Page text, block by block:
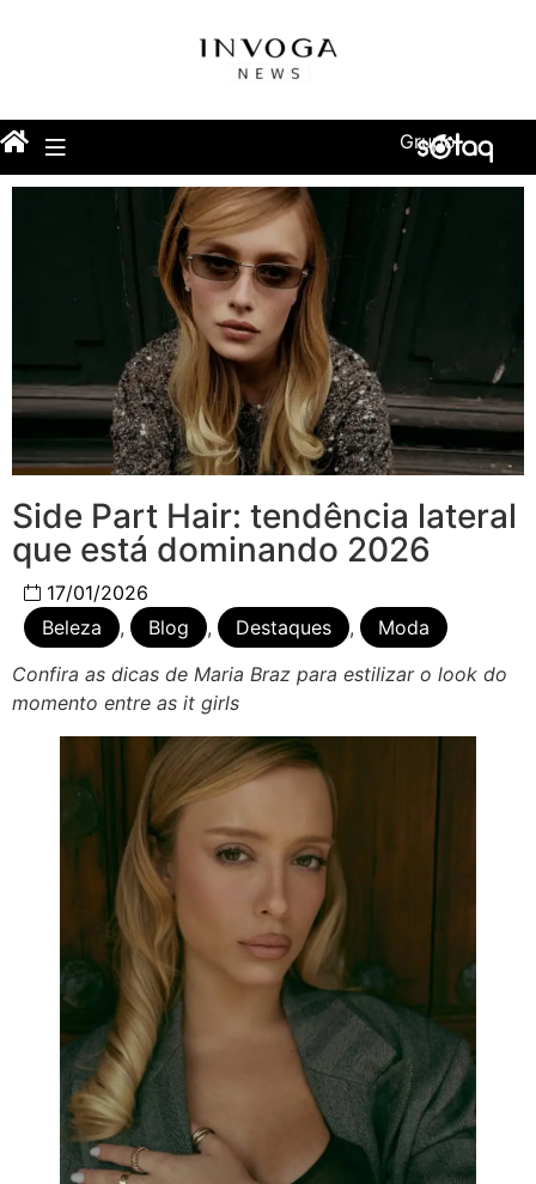
Grupo
Side Part Hair: tendência lateral
que está dominando 2026
17/01/2026
Beleza
, Blog , Destaques ,
Moda
Confira as dicas de Maria Braz para estilizar o look do
momento entre as it girls